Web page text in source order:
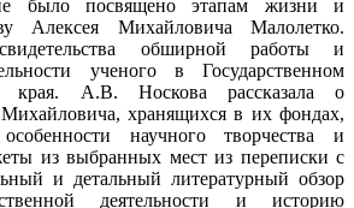
было посвящено этапам жизни и
Алексея Михайловича Малолетко.
обширной работы и
ученого в Государственном
края. А.В. Носкова рассказала о
хранящихся в их фондах,
научного творчества и
из выбранных мест из переписки с
и детальный литературный обзор
деятельности и историю